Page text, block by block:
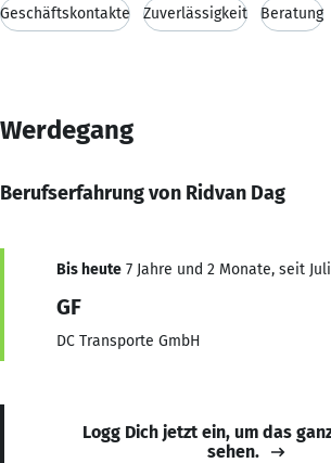
Geschäftskontakte Zuverlässigkeit Beratung
Werdegang
Berufserfahrung von Ridvan Dag
Bis heute 7 Jahre und 2 Monate, seit
GF
DC Transporte GmbH
Logg Dich jetzt ein, um das
sehen.